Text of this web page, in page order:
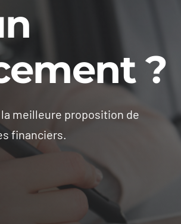
?
meilleure proposition de
financiers.